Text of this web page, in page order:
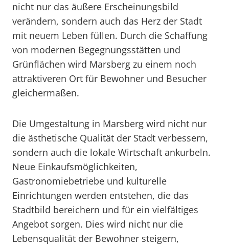
nicht nur das äußere Erscheinungsbild
verändern, sondern auch das Herz der Stadt
mit neuem Leben füllen. Durch die Schaffung
von modernen Begegnungsstätten und
Grünflächen wird Marsberg zu einem noch
attraktiveren Ort für Bewohner und Besucher
gleichermaßen.
Die Umgestaltung in Marsberg wird nicht nur
die ästhetische Qualität der Stadt verbessern,
sondern auch die lokale Wirtschaft ankurbeln.
Neue Einkaufsmöglichkeiten,
Gastronomiebetriebe und kulturelle
Einrichtungen werden entstehen, die das
Stadtbild bereichern und für ein vielfältiges
Angebot sorgen. Dies wird nicht nur die
Lebensqualität der Bewohner steigern,